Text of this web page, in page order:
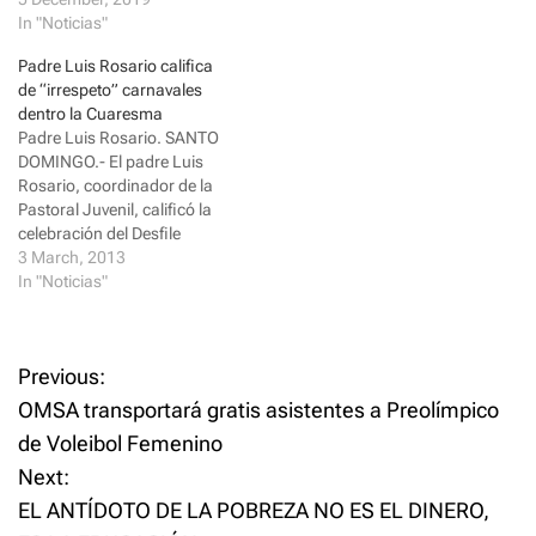
n
s
n
e
w
w
i
n
d
o
w
)
e
n
n
e
w
w
i
n
d
o
w
)
In "Noticias"
Padre Luis Rosario califica
de “irrespeto” carnavales
dentro la Cuaresma
Padre Luis Rosario. SANTO
DOMINGO.- El padre Luis
Rosario, coordinador de la
Pastoral Juvenil, calificó la
celebración del Desfile
Nacional de Carnaval
Dominicano para este
único y más irrespetuoso de
todos los países del mundo.
Afirmó que es verdad…
3 March, 2013
In "Noticias"
P
o
s
Previous:
OMSA transportará gratis asistentes a Preolímpico
de Voleibol Femenino
Next:
EL ANTÍDOTO DE LA POBREZA NO ES EL DINERO,